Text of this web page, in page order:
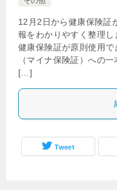
12月2日から健康保険証
報をわかりやすく整理
健康保険証が原則使用
（マイナ保険証）への
[…]
Tweet